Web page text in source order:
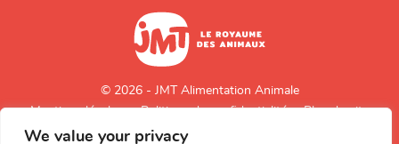
We value your privacy
© 2026 - JMT Alimentation Animale
Mentions légales
Politique de confidentialité Plan du site